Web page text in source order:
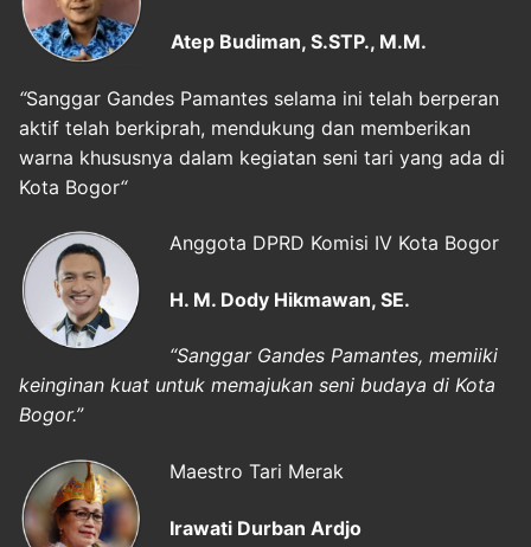
Atep Budiman, S.STP., M.M.
“Sanggar Gandes Pamantes selama ini telah berperan
aktif telah berkiprah, mendukung dan memberikan
warna khususnya dalam kegiatan seni tari yang ada di
Kota Bogor“
Anggota DPRD Komisi IV Kota Bogor
H. M. Dody Hikmawan, SE.
“Sanggar Gandes Pamantes, memiiki
keinginan kuat untuk memajukan seni budaya di Kota
Bogor.”
Maestro Tari Merak
Irawati Durban Ardjo